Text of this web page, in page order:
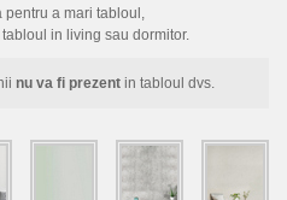
pentru a mari tabloul,
in living sau dormitor.
nu va fi prezentin tabloul dvs.